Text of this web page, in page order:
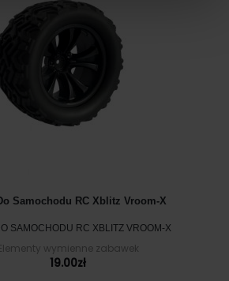
Samochodu RC Xblitz Vroom-X
SAMOCHODU RC XBLITZ VROOM-X
wymienne zabawek
19.00zł